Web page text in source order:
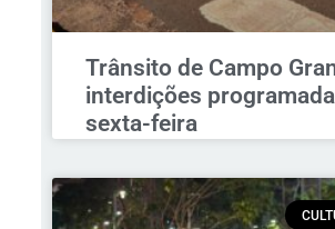
Trânsito de Campo
interdições
sexta-feira